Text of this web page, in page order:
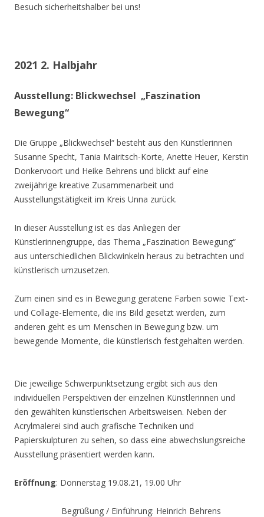
Besuch sicherheitshalber bei uns!
2021 2. Halbjahr
Ausstellung: Blickwechsel „Faszination
Bewegung“
Die Gruppe „Blickwechsel“ besteht aus den Künstlerinnen
Susanne Specht, Tania Mairitsch-Korte, Anette Heuer, Kerstin
Donkervoort und Heike Behrens und blickt auf eine
zweijährige kreative Zusammenarbeit und
Ausstellungstätigkeit im Kreis Unna zurück.
In dieser Ausstellung ist es das Anliegen der
Künstlerinnengruppe, das Thema „Faszination Bewegung“
aus unterschiedlichen Blickwinkeln heraus zu betrachten und
künstlerisch umzusetzen.
Zum einen sind es in Bewegung geratene Farben sowie Text-
und Collage-Elemente, die ins Bild gesetzt werden, zum
anderen geht es um Menschen in Bewegung bzw. um
bewegende Momente, die künstlerisch festgehalten werden.
Die jeweilige Schwerpunktsetzung ergibt sich aus den
individuellen Perspektiven der einzelnen Künstlerinnen und
den gewählten künstlerischen Arbeitsweisen. Neben der
Acrylmalerei sind auch grafische Techniken und
Papierskulpturen zu sehen, so dass eine abwechslungsreiche
Ausstellung präsentiert werden kann.
Eröffnung: Donnerstag 19.08.21, 19.00 Uhr
Begrüßung / Einführung: Heinrich Behrens